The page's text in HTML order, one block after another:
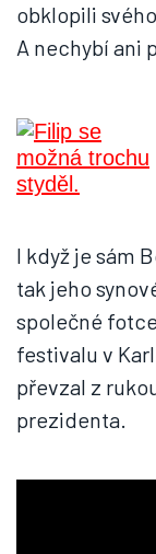
obklopili
A nechybí ani
I když je sám
tak jeho
společné
festivalu v
převzal z
prezidenta.